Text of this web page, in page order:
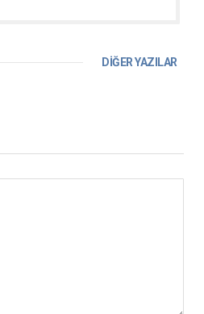
DİĞER YAZILAR